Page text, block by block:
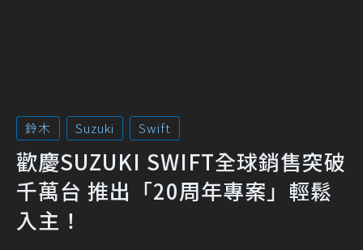
鈴木 Suzuki Swift
歡慶SUZUKI SWIFT全球銷售突破
千萬台 推出「20周年專案」輕鬆
入主！